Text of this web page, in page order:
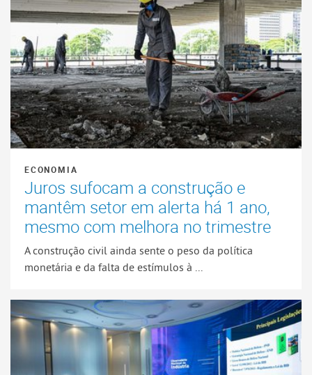
ECONOMIA
Juros sufocam a construção e
mantêm setor em alerta há 1 ano,
mesmo com melhora no trimestre
A construção civil ainda sente o peso da política
monetária e da falta de estímulos à ...